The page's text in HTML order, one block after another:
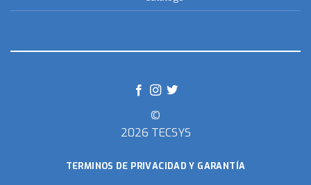
©
2026 TECSYS
TERMINOS DE PRIVACIDAD Y GARANTÍA